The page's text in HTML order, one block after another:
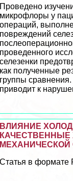
Проведено
микрофлоры у
операций,
повреждений
проведенного
селезенки
как полученные
группы
приводит к
ВЛИЯНИЕ
КАЧЕСТВЕННЫЕ
МЕХАНИЧЕСКОЙ
Статья в формате